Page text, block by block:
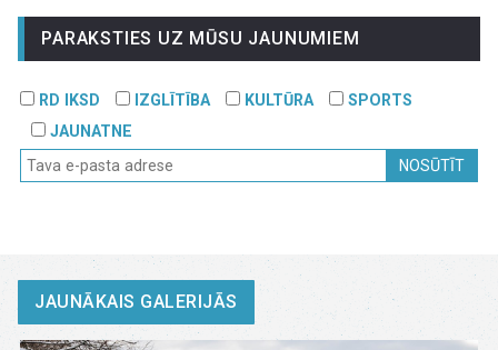
PARAKSTIES UZ MŪSU JAUNUMIEM
RD IKSD IZGLĪTĪBA KULTŪRA
SPORTS
JAUNATNE
NOSŪTĪT
JAUNĀKAIS GALERIJĀS